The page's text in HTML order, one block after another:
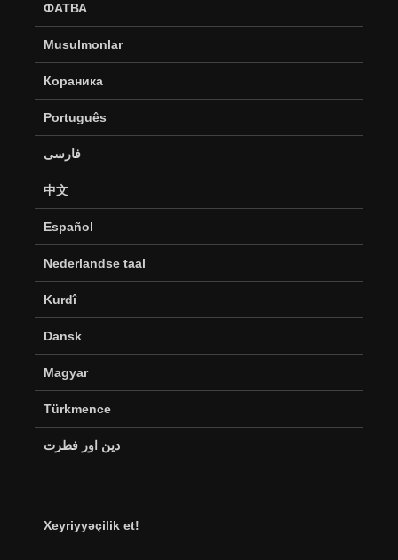
ФАТВА
Musulmonlar
Кораника
Português
فارسی
中文
Español
Nederlandse taal
Kurdî
Dansk
Magyar
Türkmence
دین اور فطرت
Xeyriyyəçilik et!